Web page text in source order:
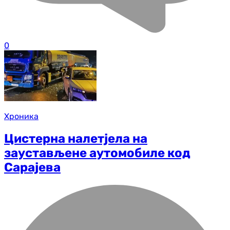
0
Хроника
Цистерна налетјела на
заустављене аутомобиле код
Сарајева